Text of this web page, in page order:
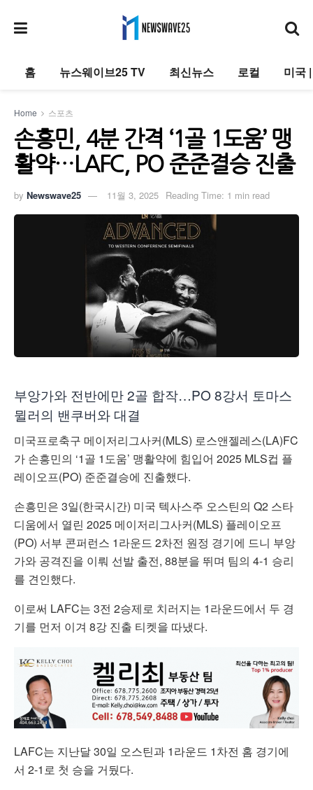
홈 뉴스웨이브25 TV 최신뉴스 로컬 미국
Home 스포츠
손흥민, 4분 간격 ‘1골 1도움’ 맹
활약…LAFC, PO 준준결승 진출
by Newswave25 11월 3, 2025 Reading Time: 1 min read
부앙가와 전반에만 2골 합작…PO 8강서 토마스
뮐러의 밴쿠버와 대결
미국프로축구 메이저리그사커(MLS) 로스앤젤레스(LA)FC
가 손흥민의 ‘1골 1도움’ 맹활약에 힘입어 2025 MLS컵 플
레이오프(PO) 준준결승에 진출했다.
손흥민은 3일(한국시간) 미국 텍사스주 오스틴의 Q2 스타
디움에서 열린 2025 메이저리그사커(MLS) 플레이오프
(PO) 서부 콘퍼런스 1라운드 2차전 원정 경기에 드니 부앙
가와 공격진을 이뤄 선발 출전, 88분을 뛰며 팀의 4-1 승리
를 견인했다.
이로써 LAFC는 3전 2승제로 치러지는 1라운드에서 두 경
기를 먼저 이겨 8강 진출 티켓을 따냈다.
LAFC는 지난달 30일 오스틴과 1라운드 1차전 홈 경기에
서 2-1로 첫 승을 거뒀다.